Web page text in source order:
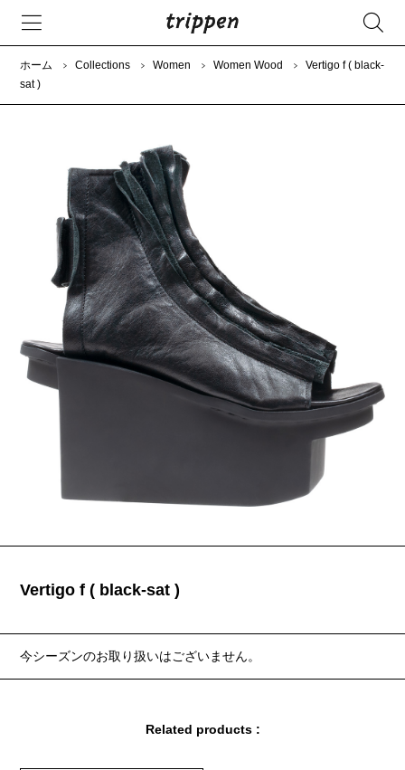
ホーム Collections Women Women Wood
Vertigo f ( black-
sat )
Vertigo f ( black-sat )
今シーズンのお取り扱いはございません。
Related products :